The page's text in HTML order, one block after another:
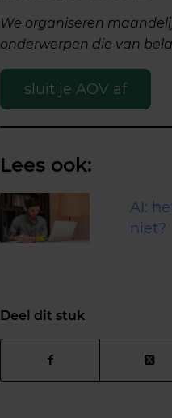
We organiseren
onderwerpen die van
sluit je AOV af
Lees ook:
AI:
niet?
Deel dit stuk